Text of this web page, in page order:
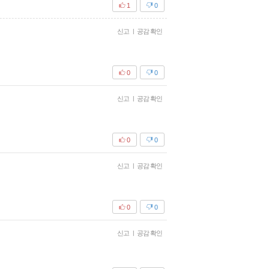
0
1
신고 | 공감 확인
0
0
신고 | 공감 확인
0
0
신고 | 공감 확인
0
0
신고 | 공감 확인